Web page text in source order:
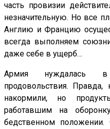
часть провизии
незначительную. Но все
Англию и Францию
всегда выполняем
даже себе в ущерб…
Армия нуждалась в
продовольствия.
накормили, но
работавшим на
бедственном положении.